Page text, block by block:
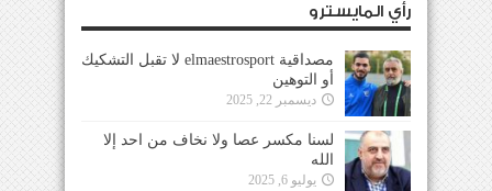
رأي المايسترو
مصداقية elmaestrosport لا تقبل التشكيك
أو التوهين
ديسمبر 22, 2025
لسنا مكسر عصا ولا نخاف من احد إلا
الله
يوليو 6, 2025